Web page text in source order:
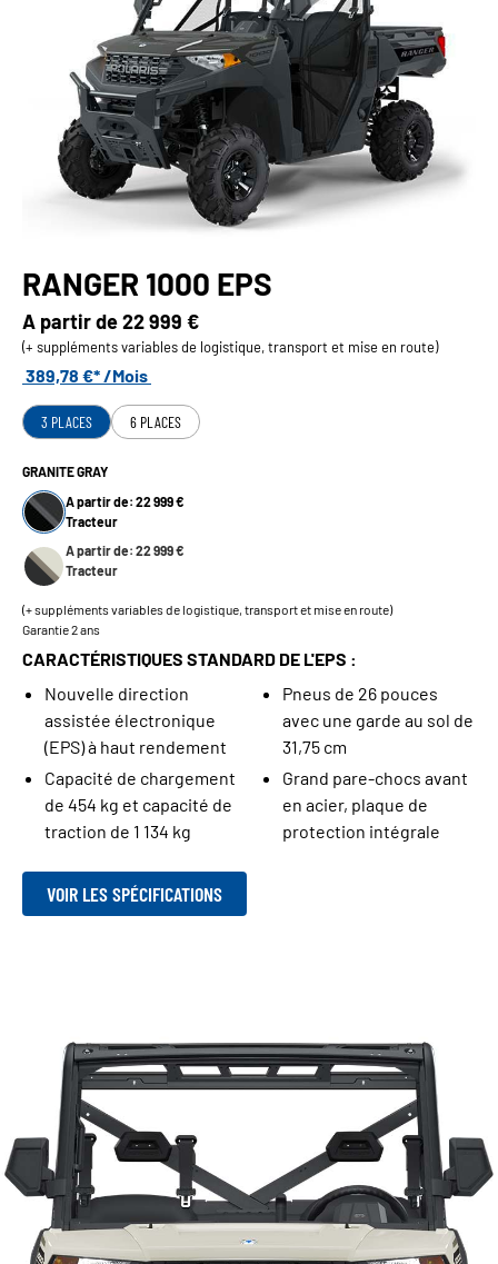
RANGER 1000 EPS
A partir de22 999 €
(+ suppléments variables de logistique, transport et mise en route)
389,78 €* /Mois
3 PLACES 6 PLACES
GRANITE GRAY
A partir de: 22 999 €
Tracteur
A partir de: 22 999 €
Tracteur
(+ suppléments variables de logistique, transport et mise en route)
Garantie 2 ans
CARACTÉRISTIQUES STANDARD DE L'EPS :
Nouvelle direction
assistée électronique
(EPS) à haut rendement
Capacité de chargement
de 454 kg et capacité de
traction de 1 134 kg
Pneus de 26 pouces
avec une garde au sol de
31,75 cm
Grand pare-chocs avant
en acier, plaque de
protection intégrale
VOIR LES SPÉCIFICATIONS